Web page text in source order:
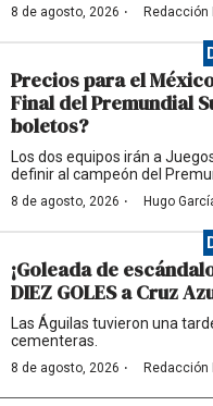
8 de agosto, 2026 · Redacción
Precios para el
Final del Premundial
boletos?
Los dos equipos irán a
definir al campeón del
8 de agosto, 2026 · Hugo
¡Goleada de
DIEZ GOLES a Cruz
Las Águilas tuvieron una
cementeras.
8 de agosto, 2026 · Redacción